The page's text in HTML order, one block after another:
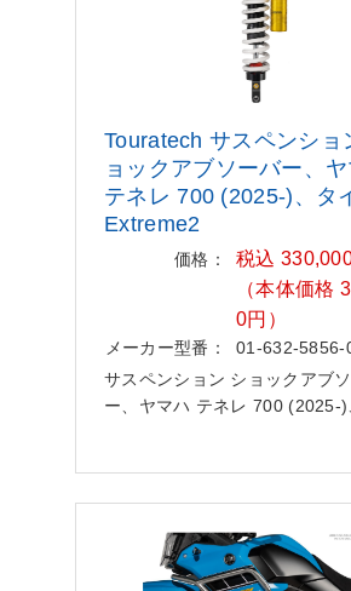
Touratech サスペンショ
ョック アブソーバー、
テネレ 700 (2025-)、タ
Extreme2
価格：
税込
（本体価格
0円）
メーカー型番：
01-632-5856-
サスペンション ショックアブ
ー、ヤマハ テネレ 700 (2025-)